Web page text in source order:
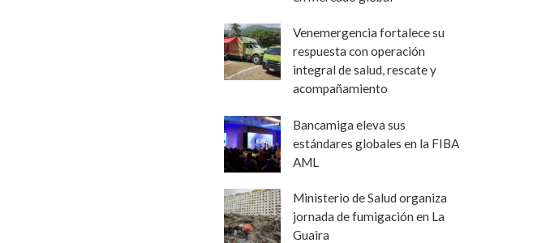
Venemergencia fortalece su
respuesta con operación
integral de salud, rescate y
acompañamiento
Bancamiga eleva sus
estándares globales en la FIBA
AML
Ministerio de Salud organiza
jornada de fumigación en La
Guaira